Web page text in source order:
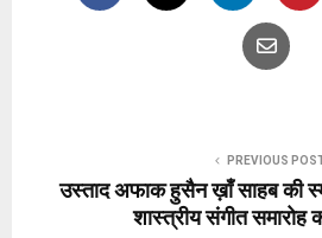
PREVIOUS
उस्ताद अफाक हुसैन ख़ाँ साहब की
शास्त्रीय संगीत